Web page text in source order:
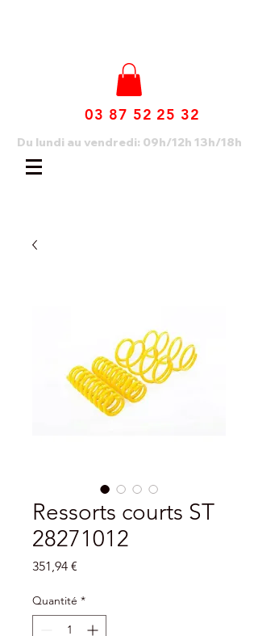
03 87 52 25 32
Du lundi au vendredi: 09h/12h 13h/18h
Ressorts courts ST
28271012
351,94 €
Quantité *